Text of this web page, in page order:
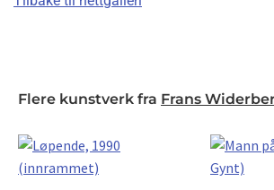
Flere kunstverk fra Frans